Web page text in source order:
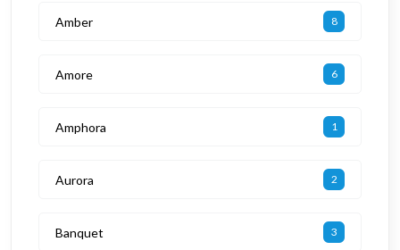
Amber 8
Amore 6
Amphora 1
Aurora 2
Banquet 3